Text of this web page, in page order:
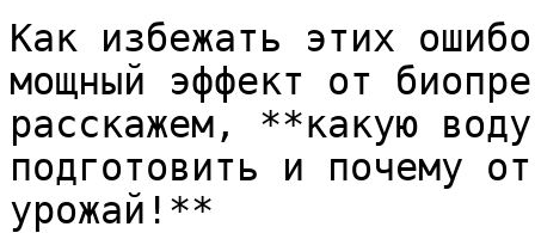
Как избежать этих
мощный эффект от
расскажем, **какую
подготовить и почему
урожай!**